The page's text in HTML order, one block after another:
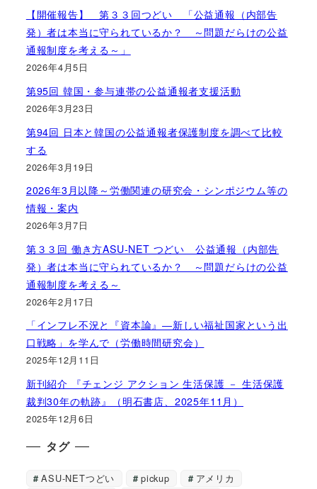
【開催報告】 第３３回つどい 「公益通報（内部告
発）者は本当に守られているか？ ～問題だらけの公益
通報制度を考える～」
2026年4月5日
第95回 韓国・参与連帯の公益通報者支援活動
2026年3月23日
第94回 日本と韓国の公益通報者保護制度を調べて比較
する
2026年3月19日
2026年3月以降～労働関連の研究会・シンポジウム等の
情報・案内
2026年3月7日
第３３回 働き方ASU-NET つどい 公益通報（内部告
発）者は本当に守られているか？ ～問題だらけの公益
通報制度を考える～
2026年2月17日
「インフレ不況と『資本論』―新しい福祉国家という出
口戦略」を学んで（労働時間研究会）
2025年12月11日
新刊紹介 『チェンジ アクション 生活保護 － 生活保護
裁判30年の軌跡』（明石書店、2025年11月）
2025年12月6日
タグ
ASU-NETつどい pickup
アメリカ